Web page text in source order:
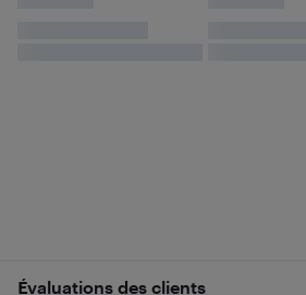
Évaluations des clients